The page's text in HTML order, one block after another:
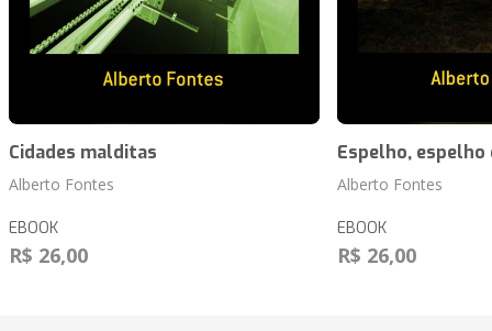
Cidades malditas
Alberto Fontes
EBOOK
R$ 26,00
Espelho, espelho
Alberto Fontes
EBOOK
R$ 26,00